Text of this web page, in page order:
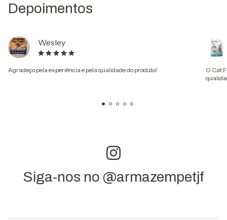
Depoimentos
Wesley
Agradeço pela experiência e pela qualidade do produto!
O Cat
Siga-nos no @armazempetjf